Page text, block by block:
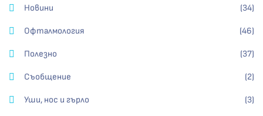
Новини (34)
Офталмология (46)
Полезно (37)
Съобщение (2)
Уши, нос и гърло (3)